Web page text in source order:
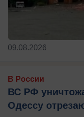
09.08.2026
В России
ВС РФ
Одессу